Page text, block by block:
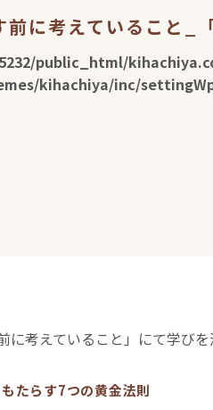
に考えていること
public_html/
kihachiya/inc/
考えていること」にて学びを
たらす7つの黄金法則